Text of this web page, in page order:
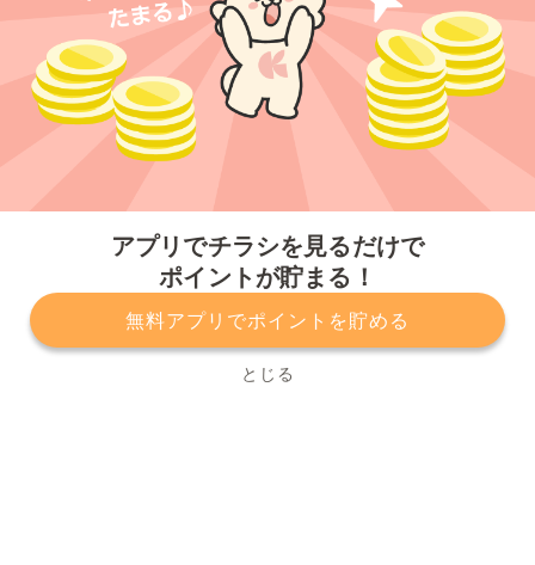
アプリでチラシを見るだけで
ポイントが貯まる！
無料アプリでポイントを貯める
とじる
プライバシーポリシー 利用規約
運営会社
サービスに関してのお問い合わせ